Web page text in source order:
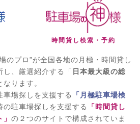
時間貸し検索・予約
のプロ”が全国各地の月極・時間貸し
し、厳選紹介する「 日本最大級の総
なります。
場探しを支援する
「月極駐車場検
の駐車場探しを支援する
「時間貸し
の２つのサイトで構成されていま